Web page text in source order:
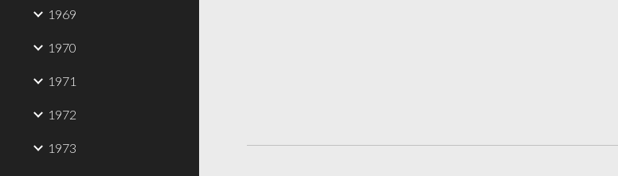
1969
1970
1971
1972
1973